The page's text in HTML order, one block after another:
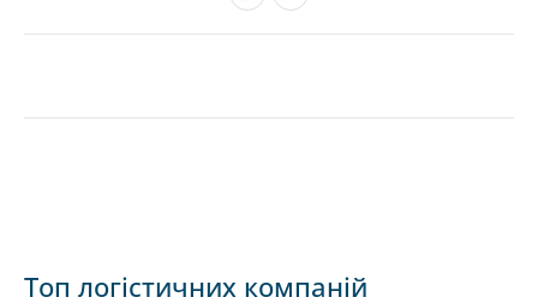
Топ логістичних компаній